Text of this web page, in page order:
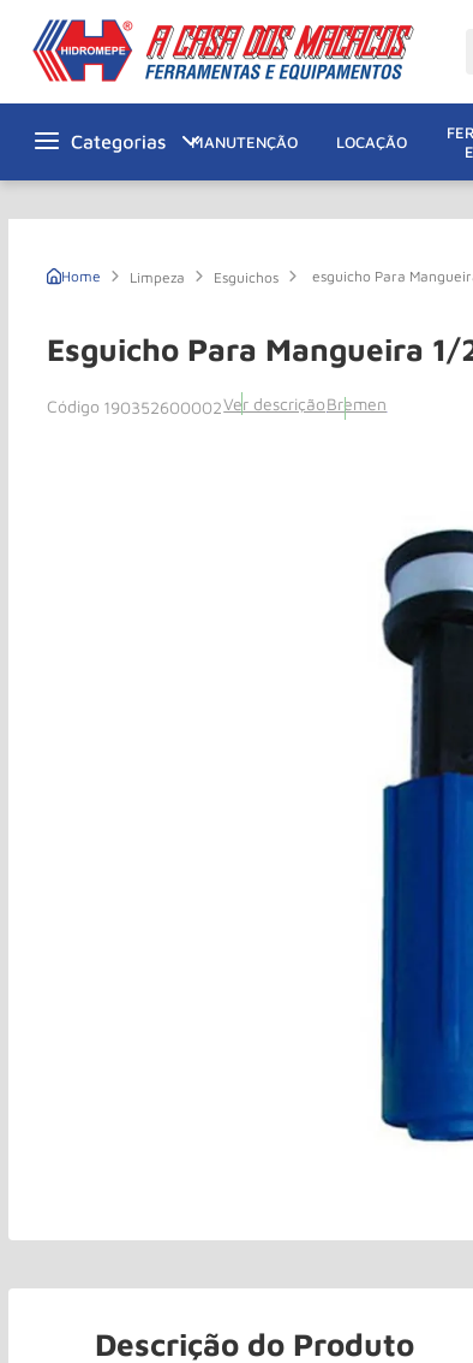
MANUTENÇÃO LOCAÇÃO
Limpeza Esguichos esguicho Para
Esguicho Para Mangueira
190352600002Ver descriçãoBremen
Descrição do Produto